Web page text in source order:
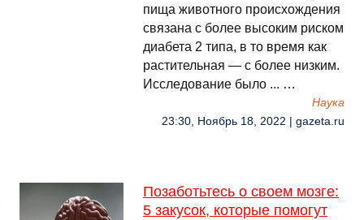
пища животного происхождения
связана с более высоким риском
диабета 2 типа, в то время как
растительная — с более низким.
Исследование было ... …
Наука
23:30, Ноябрь 18, 2022 | gazeta.ru
Позаботьтесь о своем мозге:
5 закусок, которые помогут